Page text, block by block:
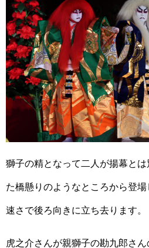
獅子の精となって二人が揚幕と
た橋懸りのようなところから登
速さで後ろ向きに立ち去ります。
虎之介さんが親獅子の勘九郎さ